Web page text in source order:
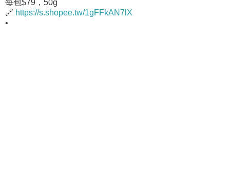
每包$79，50g
🔗 https://s.shopee.tw/1gFFkAN7lX
•